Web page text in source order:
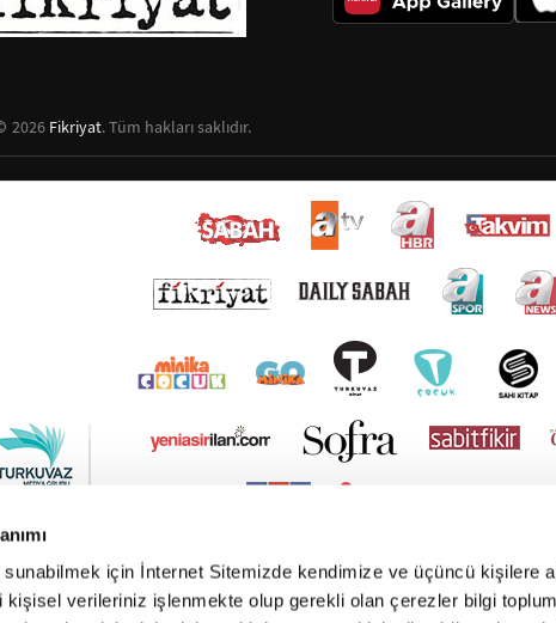
için İnternet Sitemizde kendimize ve üçüncü kişilere
kişisel verileriniz işlenmekte olup gerekli olan çerezler bilgi
2026 Fikriyat. Tüm hakları saklıdır.